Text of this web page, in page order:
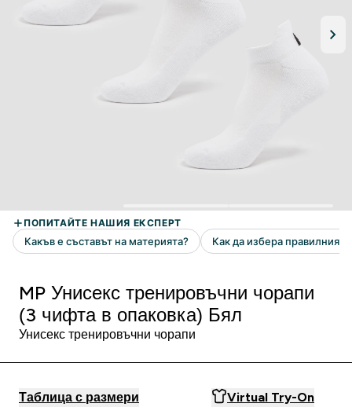
MP Унисекс тренировъчни чорапи
(3 чифта в опаковка) Бял
Унисекс тренировъчни чорапи
Таблица с размери Virtual Try-On